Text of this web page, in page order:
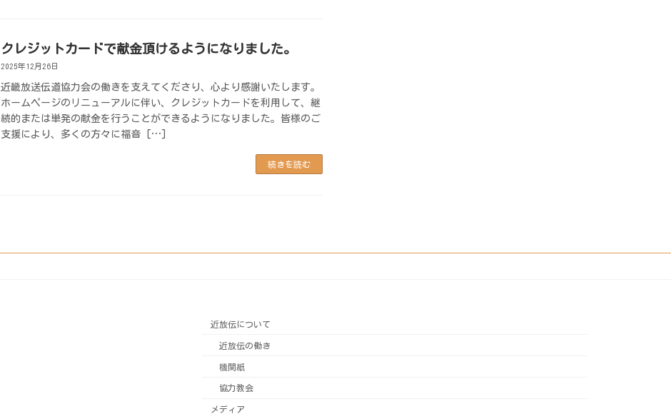
クレジットカードで献金頂けるようになりました。
2025年12月26日
近畿放送伝道協力会の働きを支えてくださり、心より感謝いたします。
ホームページのリニューアルに伴い、クレジットカードを利用して、継
続的または単発の献金を行うことができるようになりました。皆様のご
支援により、多くの方々に福音 […]
続きを読む
近放伝について
近放伝の働き
機関紙
協力教会
メディア